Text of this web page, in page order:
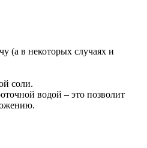
(а в некоторых случаях и
соли.
водой – это позволит